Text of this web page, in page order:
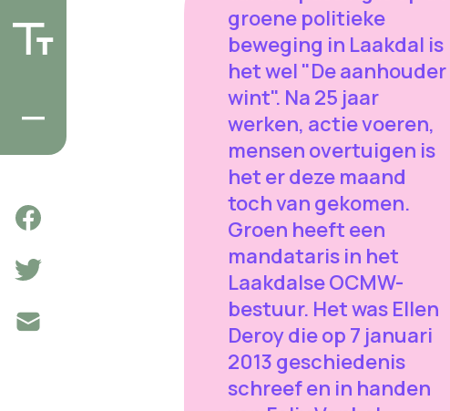
groene politieke
beweging in Laakdal is
het wel "De aanhouder
wint". Na 25 jaar
werken, actie voeren,
mensen overtuigen is
het er deze maand
toch van gekomen.
Groen heeft een
mandataris in het
Laakdalse OCMW-
bestuur. Het was Ellen
Deroy die op 7 januari
2013 geschiedenis
schreef en in handen